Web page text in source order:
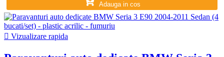
Adauga in cos
 Vizualizare rapida